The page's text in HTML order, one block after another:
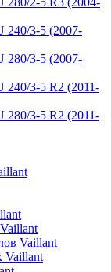
3-5 (2007-
3-5 (2007-
3-5 R2 (2011-
3-5 R2 (2011-
Vaillant
Vaillant